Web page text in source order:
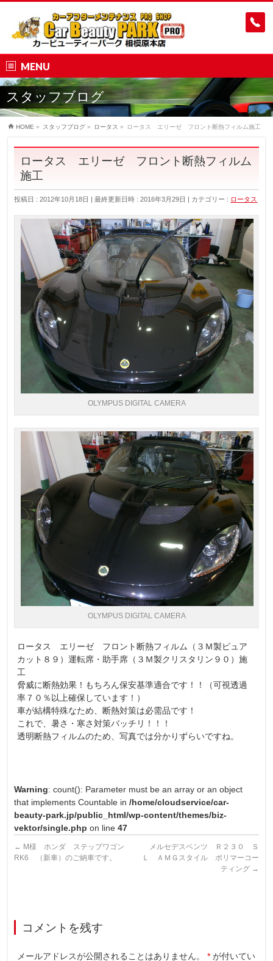
MENU
スタッフブログ
HOME » スタッフブログ » ロータス » ロータス エリーゼ フロント断熱フィルム施工
ロータス エリーゼ フロント断熱フィルム
施工
投稿日 : 2012年10月18日 最終更新日時 : 2016年3月29日 カテゴリー : ロータス
OLYMPUS DIGITAL CAMERA
OLYMPUS DIGITAL CAMERA
ロータス エリーゼ フロント断熱フィルム（３Ｍ製ピュア
カット８９）運転席・助手席（３Ｍ製クリスタリン９０）施
工
脅威に断熱効果！もちろん保安基準適合です！！（可視透過
率７０％以上確保しています！）
車が結構特殊なため、断熱対策は必需品です！
これで、暑さ・寒さ対策バッチリ！！！
透明断熱フィルムのため、写真では分かりずらいですね。
Warning: count(): Parameter must be an array or an object
that implements Countable in/home/cloudservice/car-
beauty-park.jp/public_html/wp-content/themes/biz-
vektor/single.php on line47
← M様 ホンダ ステップワゴン
RK6 （新車）のご納車です。
メルセデスベンツ Ｒ２３０ Ｓ
Ｌ ＡＭＧスタイル ポリマーコー
ティング →
コメントを残す
メールアドレスが公開されることはありません。 * が付いてい